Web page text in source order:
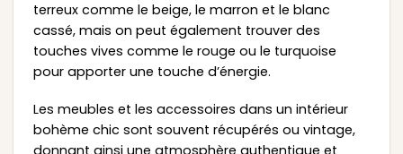
terreux comme le beige, le marron et le blanc
cassé, mais on peut également trouver des
touches vives comme le rouge ou le turquoise
pour apporter une touche d’énergie.
Les meubles et les accessoires dans un intérieur
bohème chic sont souvent récupérés ou vintage,